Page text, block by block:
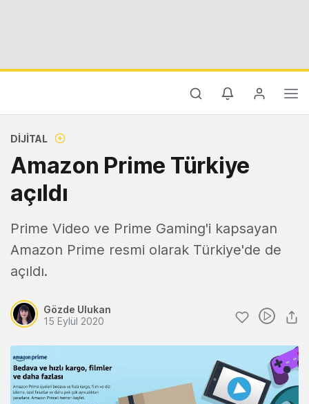
DIJITAL
Amazon Prime Türkiye
açıldı
Prime Video ve Prime Gaming'i kapsayan
Amazon Prime resmi olarak Türkiye'de de
açıldı.
Gözde Ulukan
15 Eylül 2020